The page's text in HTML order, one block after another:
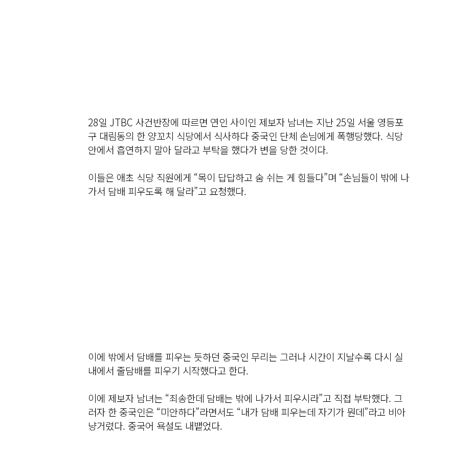
28일 JTBC 사건반장에 따르면 연인 사이인 제보자 남녀는 지난 25일 서울 영등포
구 대림동의 한 양꼬치 식당에서 식사하다 중국인 단체 손님에게 폭행당했다. 식당
안에서 흡연하지 말아 달라고 부탁을 했다가 변을 당한 것이다.
이들은 애초 식당 직원에게 “목이 답답하고 숨 쉬는 게 힘들다”며 “손님들이 밖에 나
가서 담배 피우도록 해 달라”고 요청했다.
이에 밖에서 담배를 피우는 듯하던 중국인 무리는 그러나 시간이 지날수록 다시 실
내에서 줄담배를 피우기 시작했다고 한다.
이에 제보자 남녀는 “죄송한데 담배는 밖에 나가서 피우시라”고 직접 부탁했다. 그
러자 한 중국인은 “미안하다”라면서도 “내가 담배 피우는데 자기가 뭔데”라고 비아
냥거렸다. 중국어 욕설도 내뱉었다.